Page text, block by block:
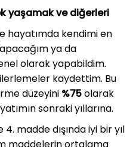
yaşamak ve diğerleri
hayatımda kendimi en
ya da
olarak yapabildim.
kaydettim. Bu
düzeyini %75olarak
sonraki yıllarına.
madde dışında iyi bir yıl